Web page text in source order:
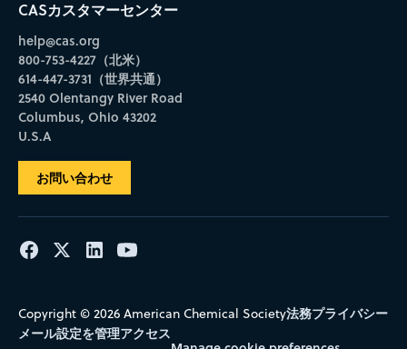
CASカスタマーセンター
help@cas.org
800-753-4227（北米）
614-447-3731（世界共通）
2540 Olentangy River Road
Columbus, Ohio 43202
U.S.A
お問い合わせ
Copyright © 2026 American Chemical Society法務プライバシー
メール設定を管理アクセス